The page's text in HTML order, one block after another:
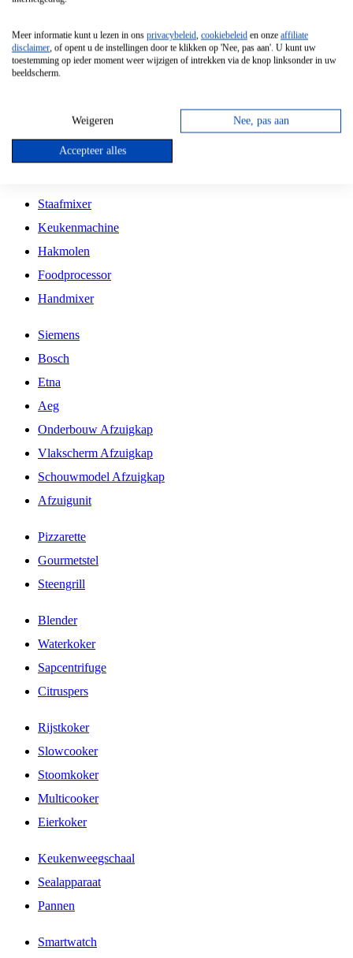
Vrijstaande Magnetron
Vrijstaande Kookplaat
Inbouw Gaskookplaat
Inbouw Keramische Kookplaat
Kookplaat Accessoires
Staafmixer
Keukenmachine
Hakmolen
Foodprocessor
Handmixer
Siemens
Bosch
Etna
Aeg
Onderbouw Afzuigkap
Vlakscherm Afzuigkap
Schouwmodel Afzuigkap
Afzuigunit
Pizzarette
Gourmetstel
Steengrill
Blender
Waterkoker
Sapcentrifuge
Citruspers
Rijstkoker
Slowcooker
Stoomkoker
Multicooker
Eierkoker
Keukenweegschaal
Sealapparaat
Pannen
Smartwatch
Meer informatie kunt u lezen in ons privacybeleid, cookiebeleid en onze affiliate
disclaimer, of opent u de instellingen door te klikken op 'Nee, pas aan'. U kunt uw
toestemming op ieder moment weer wijzigen of intrekken via de knop linksonder in uw
beeldscherm.
Weigeren Nee, pas aan
Accepteer alles